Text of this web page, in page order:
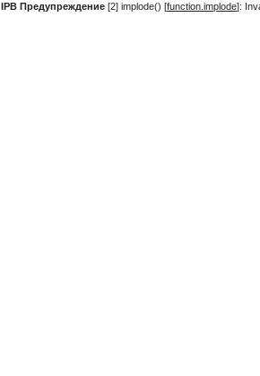
IPB Предупреждение [2] implode() [function.implode]: